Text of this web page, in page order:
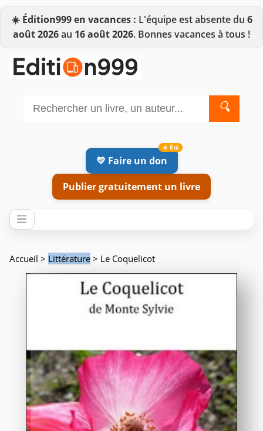
☀️ Édition999 en vacances : L'équipe est absente du 6
août 2026au 16 août 2026. Bonnes vacances à tous !
🔍
💛 Faire un don
Publier gratuitement un livre
Accueil > Littérature > Le Coquelicot